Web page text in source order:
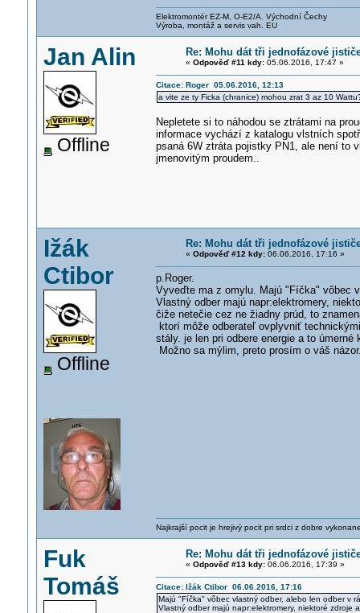
Elektromontér EZ-M, O-E2/A. Východní Čechy
Výroba, montáž a servis vah. EU
Jan Alin
Offline
Re: Mohu dát tři jednofázové
« Odpověď #11 kdy:05.06.2016, 17:47 »
Citace: Roger 05.06.2016, 12:13
a vite ze ty Ficka (chranice) mohou zrat 3 az 10
Nepletete si to náhodou se ztrátami na
informace vychází z katalogu vlstních
psaná 6W ztráta pojistky PN1, ale není to
jmenovitým proudem..
Ižák
Ctibor
Offline
Re: Mohu dát tři jednofázové
« Odpověď #12 kdy:06.06.2016, 17:16 »
p.Roger.
Vyveďte ma z omylu. Majú "Fíčka" vôbec
Vlastný odber majú napr:elektromery,
čiže netečie cez ne žiadny prúd, to
ktorí môže odberateľ ovplyvniť
stály. je len pri odbere energie a to
Možno sa mýlim, preto prosím o váš
Najkrajší pocit je hrejivý pocit pri srdci z dobre
Fuk
Tomáš
Re: Mohu dát tři jednofázové
« Odpověď #13 kdy:06.06.2016, 17:39 »
Citace: Ižák Ctibor 06.06.2016, 17:16
Majú "Fíčka" vôbec vlastný odber, alebo len odber v
Vlastný odber majú napr:elektromery, niektoré zdroje